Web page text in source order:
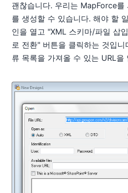
괜찮습니다. 우리는 MapForce를
를 생성할 수 있습니다. 해야 할
인을 열고 "XML 스키마/파일 삽
로 전환" 버튼을 클릭하는 것입
류 목록을 가져올 수 있는 URL을